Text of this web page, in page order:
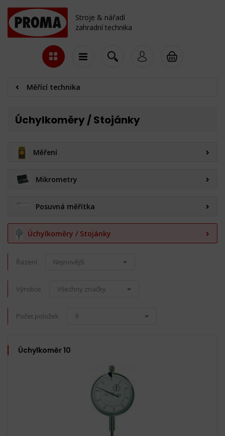
Stroje & nářadí
zahradní technika
Měřící technika
Úchylkoměry / Stojánky
Měření
Mikrometry
Posuvná měřítka
Úchylkoměry / Stojánky
Řazení Nejnovější
Výrobce Všechny značky
Počet položek 9
Úchylkoměr 10